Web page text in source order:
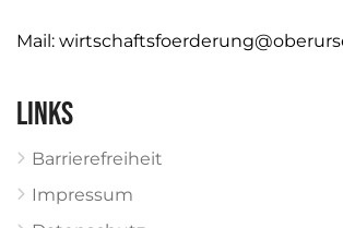
Mail:
Links
Barrierefreiheit
Impressum